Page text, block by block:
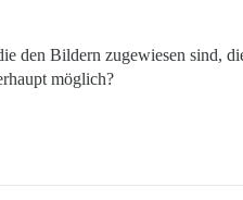
den Bildern zugewiesen sind,
möglich?